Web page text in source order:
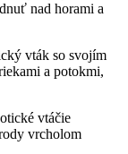
nad horami a
‌vták ⁢so ​svojím
a potokmi,
vtáčie
vrcholom